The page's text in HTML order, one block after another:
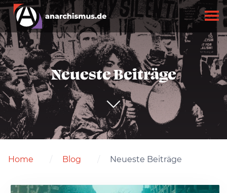
Neueste Beiträge
Home Blog Neueste Beiträge